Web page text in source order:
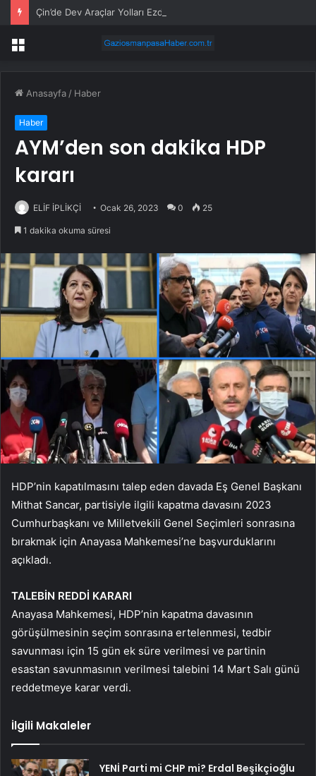
Menü
Anasayfa / Haber
Haber
AYM’den son dakika HDP
kararı
ELİF İPLİKÇİ Ocak 26, 2023 0 25
1 dakika okuma süresi
HDP’nin kapatılmasını talep eden davada Eş Genel Başkanı
Mithat Sancar, partisiyle ilgili kapatma davasını 2023
Cumhurbaşkanı ve Milletvekili Genel Seçimleri sonrasına
bırakmak için Anayasa Mahkemesi’ne başvurduklarını
açıkladı.
TALEBİN REDDİ KARARI
Anayasa Mahkemesi, HDP’nin kapatma davasının
görüşülmesinin seçim sonrasına ertelenmesi, tedbir
savunması için 15 gün ek süre verilmesi ve partinin
esastan savunmasının verilmesi talebini 14 Mart Salı günü
reddetmeye karar verdi.
İlgili Makaleler
YENİ Parti mi CHP mi? Erdal Beşikçioğlu